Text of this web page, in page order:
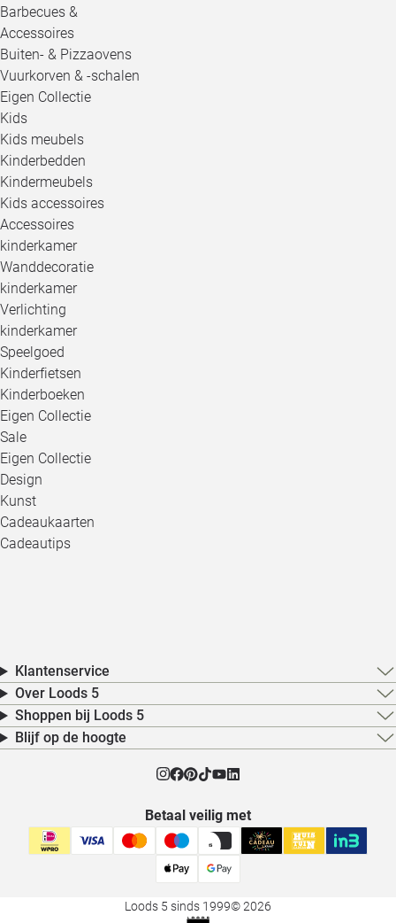
Barbecues &
Accessoires
Buiten- & Pizzaovens
Vuurkorven & -schalen
Eigen Collectie
Kids
Kids meubels
Kinderbedden
Kindermeubels
Kids accessoires
Accessoires
kinderkamer
Wanddecoratie
kinderkamer
Verlichting
kinderkamer
Speelgoed
Kinderfietsen
Kinderboeken
Eigen Collectie
Sale
Eigen Collectie
Design
Kunst
Cadeaukaarten
Cadeautips
Klantenservice
Over Loods 5
Shoppen bij Loods 5
Blijf op de hoogte
Betaal veilig met
Loods 5 sinds 1999© 2026